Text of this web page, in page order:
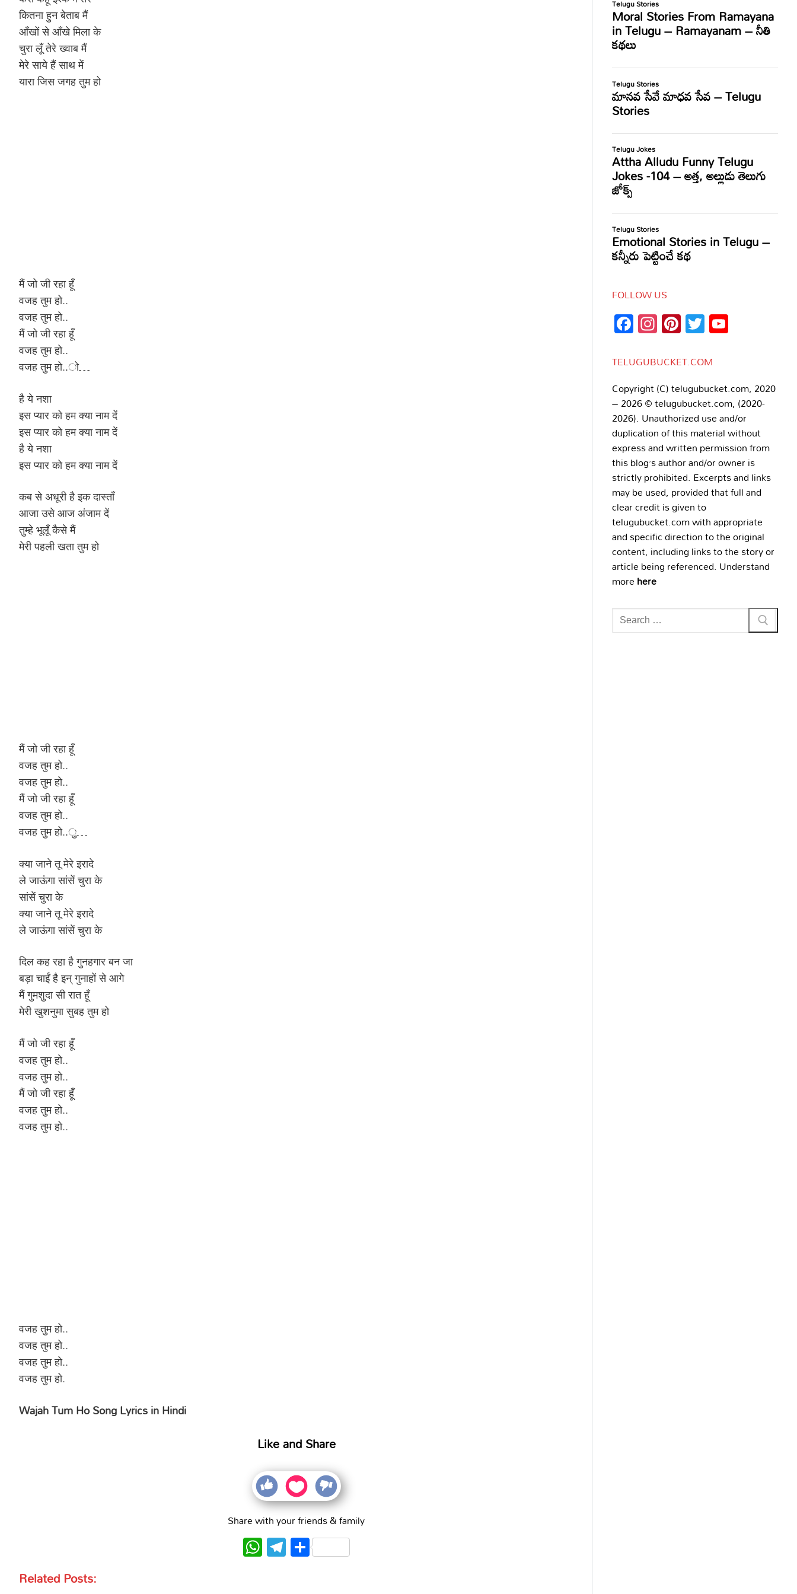
कितना हुन बेताब मैं
आँखों से आँखे मिला के
चुरा लूँ तेरे ख्वाब मैं
मेरे साये हैं साथ में
यारा जिस जगह तुम हो
मैं जो जी रहा हूँ
वजह तुम हो..
वजह तुम हो..
मैं जो जी रहा हूँ
वजह तुम हो..
वजह तुम हो..ो…
है ये नशा
इस प्यार को हम क्या नाम दें
इस प्यार को हम क्या नाम दें
है ये नशा
इस प्यार को हम क्या नाम दें
कब से अधूरी है इक दास्ताँ
आजा उसे आज अंजाम दें
तुम्हे भूलूँ कैसे मैं
मेरी पहली खता तुम हो
मैं जो जी रहा हूँ
वजह तुम हो..
वजह तुम हो..
मैं जो जी रहा हूँ
वजह तुम हो..
वजह तुम हो..ु…
क्या जाने तू मेरे इरादे
ले जाऊंगा सांसें चुरा के
सांसें चुरा के
क्या जाने तू मेरे इरादे
ले जाऊंगा सांसें चुरा के
दिल कह रहा है गुनहगार बन जा
बड़ा चाईं है इन् गुनाहों से आगे
मैं गुमशुदा सी रात हूँ
मेरी खुशनुमा सुबह तुम हो
मैं जो जी रहा हूँ
वजह तुम हो..
वजह तुम हो..
मैं जो जी रहा हूँ
वजह तुम हो..
वजह तुम हो..
वजह तुम हो..
वजह तुम हो..
वजह तुम हो..
वजह तुम हो.
Wajah Tum Ho Song Lyrics in Hindi
Like and Share
Share with your friends & family
WhatsApp
Telegram
Share
Related Posts:
FOLLOW US
Facebook
Instagram
Pinterest
Twitter
TELUGUBUCKET.COM
Copyright (C) telugubucket.com, 2020
– 2026 © telugubucket.com, (2020-
2026). Unauthorized use and/or
duplication of this material without
express and written permission from
this blog’s author and/or owner is
strictly prohibited. Excerpts and links
may be used, provided that full and
clear credit is given to
telugubucket.com with appropriate
and specific direction to the original
content, including links to the story or
article being referenced. Understand
morehere
Search
for: